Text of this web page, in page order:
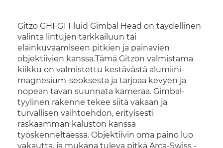
Gitzo GHFG1 Fluid Gimbal Head on täydellinen
valinta lintujen tarkkailuun tai
eläinkuvaamiseen pitkien ja painavien
objektiivien kanssa.Tämä Gitzon valmistama
kiikku on valmistettu kestävästä alumiini-
magnesium-seoksesta ja tarjoaa kevyen ja
nopean tavan suunnata kameraa. Gimbal-
tyylinen rakenne tekee siitä vakaan ja
turvallisen vaihtoehdon, erityisesti
raskaamman kaluston kanssa
työskenneltäessä. Objektiivin oma paino luo
vakautta, ja mukana tuleva pitkä Arca-Swiss -